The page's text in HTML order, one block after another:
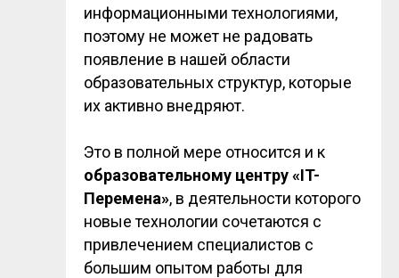
информационными технологиями,
поэтому не может не радовать
появление в нашей области
образовательных структур, которые
их активно внедряют.
Это в полной мере относится и к
образовательному центру«IT-
Перемена», в деятельности которого
новые технологии сочетаются с
привлечением специалистов с
большим опытом работы для